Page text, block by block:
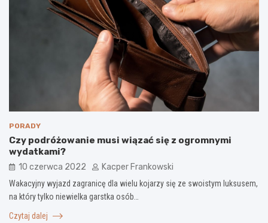
PORADY
Czy podróżowanie musi wiązać się z ogromnymi
wydatkami?
10 czerwca 2022 Kacper Frankowski
Wakacyjny wyjazd zagranicę dla wielu kojarzy się ze swoistym luksusem,
na który tylko niewielka garstka osób…
Czytaj dalej